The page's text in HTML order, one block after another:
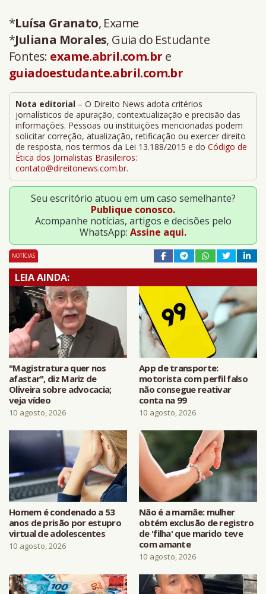
*Luísa Granato, Exame
*Juliana Morales, Guia do Estudante
Fontes: exame.abril.com.br e
guiadoestudante.abril.com.br
Nota editorial – O Direito News adota critérios
jornalísticos de apuração, contextualização e precisão das
informações. Pessoas ou instituições mencionadas podem
solicitar correção, atualização, retificação ou exercer direito
de resposta, nos termos da Lei 13.188/2015 e do Código de
Ética dos Jornalistas Brasileiros:
contato@direitonews.com.br.
Seu escritório atuou em um caso semelhante?
Publique conosco.
Acompanhe notícias, artigos e decisões pelo
WhatsApp: Assine aqui.
NOTÍCIAS
LEIA AINDA:
"Magistratura quer nos
afastar", diz Mariz de
Oliveira sobre advocacia;
veja vídeo
10 agosto, 2026
App de transporte:
motorista com perfil falso
não consegue reativar
conta na 99
10 agosto, 2026
Homem é condenado a 53
anos de prisão por estupro
virtual de adolescentes
10 agosto, 2026
Não é a mamãe: mulher
obtém exclusão de registro
de 'filha' que marido teve
com amante
10 agosto, 2026